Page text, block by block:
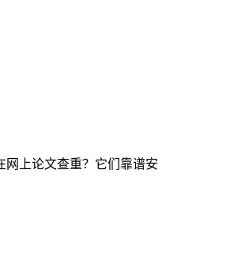
上论文查重？它们靠谱安